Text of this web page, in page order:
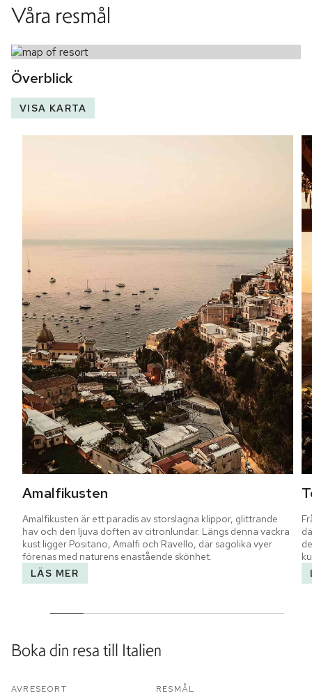
Våra resmål
Överblick
VISA KARTA
Amalfikusten
Amalfikusten är ett paradis av storslagna klippor, glittrande
hav och den ljuva doften av citronlundar. Längs denna vackra
kust ligger Positano, Amalfi och Ravello, där sagolika vyer
förenas med naturens enastående skönhet.
LÄS MER
Boka din resa till Italien
AVRESEORT RESMÅL